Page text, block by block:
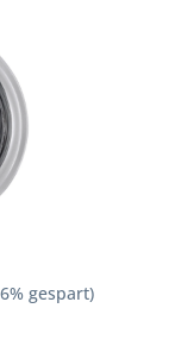
gespart)